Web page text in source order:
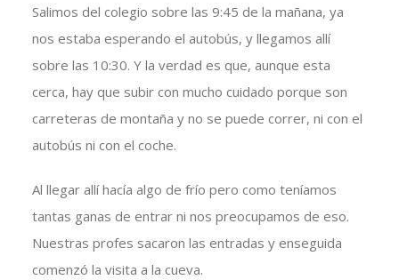
Salimos del colegio sobre las 9:45 de la mañana, ya
nos estaba esperando el autobús, y llegamos allí
sobre las 10:30. Y la verdad es que, aunque esta
cerca, hay que subir con mucho cuidado porque son
carreteras de montaña y no se puede correr, ni con el
autobús ni con el coche.
Al llegar allí hacía algo de frío pero como teníamos
tantas ganas de entrar ni nos preocupamos de eso.
Nuestras profes sacaron las entradas y enseguida
comenzó la visita a la cueva.